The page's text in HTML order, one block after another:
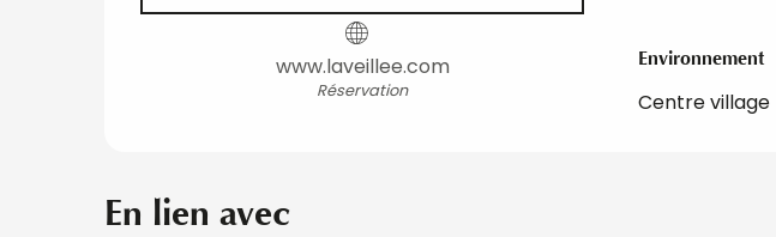
www.laveillee.com
Réservation
Environnement
Environnement
Centre village
En lien avec